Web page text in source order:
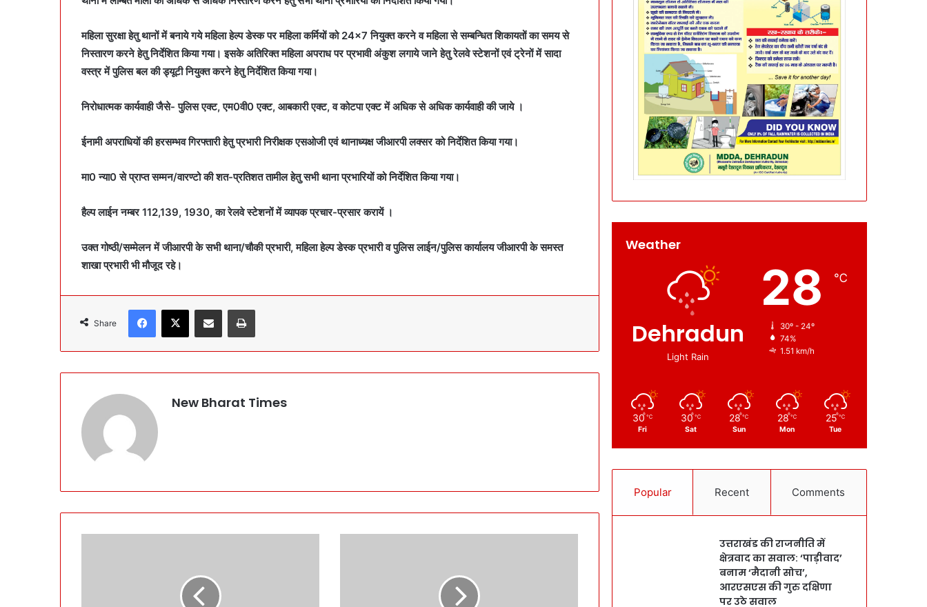
महिला सुरक्षा हेतु थानों में बनाये गये महिला हेल्प डेस्क पर महिला कर्मियों को 24×7 नियुक्त करने व महिला से सम्बन्धित शिकायतों का समय से
निस्तारण करने हेतु निर्देशित किया गया। इसके अतिरिक्त महिला अपराध पर प्रभावी अंकुश लगाये जाने हेतु रेलवे स्टेशनों एवं ट्रेनों में सादा
वस्त्र में पुलिस बल की ड्यूटी नियुक्त करने हेतु निर्देशित किया गया।
निरोधात्मक कार्यवाही जैसे- पुलिस एक्ट, एम0वी0 एक्ट, आबकारी एक्ट, व कोटपा एक्ट में अधिक से अधिक कार्यवाही की जाये ।
ईनामी अपराधियों की हरसम्भव गिरफ्तारी हेतु प्रभारी निरीक्षक एसओजी एवं थानाध्यक्ष जीआरपी लक्सर को निर्देशित किया गया।
मा0 न्या0 से प्राप्त सम्मन/वारण्टो की शत-प्रतिशत तामील हेतु सभी थाना प्रभारियों को निर्देशित किया गया।
हैल्प लाईन नम्बर 112,139, 1930, का रेलवे स्टेशनों में व्यापक प्रचार-प्रसार करायें ।
उक्त गोष्ठी/सम्मेलन में जीआरपी के सभी थाना/चौकी प्रभारी, महिला हेल्प डेस्क प्रभारी व पुलिस लाईन/पुलिस कार्यालय जीआरपी के समस्त
शाखा प्रभारी भी मौजूद रहे।
Share
New Bharat Times
Weather
Dehradun
Light Rain
28 ℃
30º - 24º
74%
1.51 km/h
30 ℃
Fri
30 ℃
Sat
28 ℃
Sun
28 ℃
Mon
25 ℃
Tue
Popular Recent Comments
उत्तराखंड की राजनीति में
क्षेत्रवाद का सवाल: ‘पाड़ीवाद’
बनाम ‘मैदानी सोच’,
आरएसएस की गुरु दक्षिणा
पर उठे सवाल